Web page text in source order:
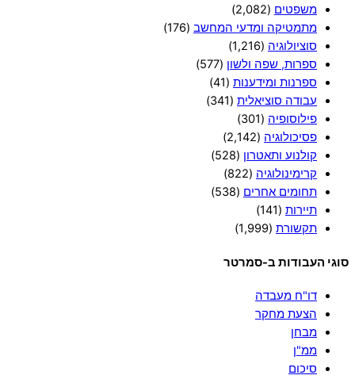
משפטים (2,082)
מתמטיקה ומדעי המחשב (176)
סוציולוגיה (1,216)
ספרות, שפה ולשון (577)
ספרנות ומידענות (41)
עבודה סוציאלית (341)
פילוסופיה (301)
פסיכולוגיה (2,142)
קולנוע ותאטרון (528)
קרימינולוגיה (822)
תחומים אחרים (538)
תיירות (141)
תקשורת (1,999)
סוגי העבודות ב-סמרטר
דו"ח מעבדה
הצעת מחקר
מבחן
ממ"ן
סיכום